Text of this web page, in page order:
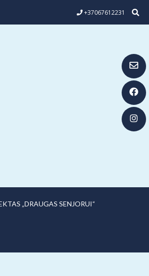
+37067612231
„DRAUGAS SENJORUI“